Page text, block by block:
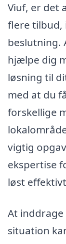
Viuf, er det
flere
beslutning.
hjælpe dig
løsning til
med at du
forskellige
vigtig
ekspertise
løst
At
situation